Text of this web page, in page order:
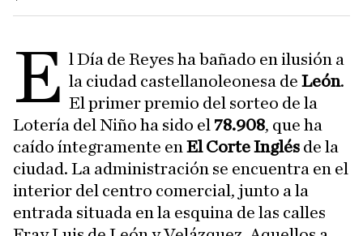
E l Día de Reyes ha bañado en ilusión a
la ciudad castellanoleonesa de León.
El primer premio del sorteo de la
Lotería del Niño ha sido el 78.908, que ha
caído íntegramente en El Corte Inglés de la
ciudad. La administración se encuentra en el
interior del centro comercial, junto a la
entrada situada en la esquina de las calles